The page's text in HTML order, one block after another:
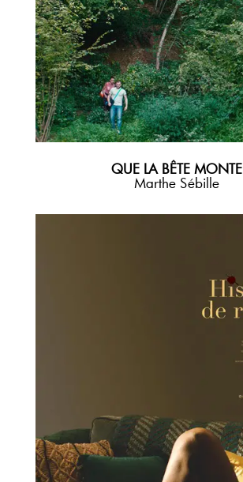
QUE LA BÊTE MONTE
Marthe Sébille